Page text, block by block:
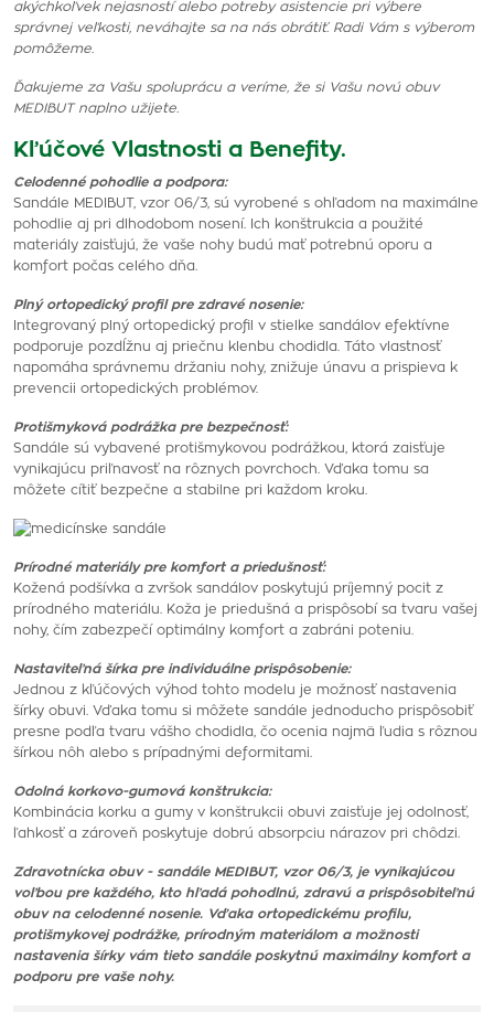
akýchkoľvek nejasností alebo potreby asistencie pri výbere
správnej veľkosti, neváhajte sa na nás obrátiť. Radi Vám s výberom
pomôžeme.
Ďakujeme za Vašu spoluprácu a veríme, že si Vašu novú obuv
MEDIBUT naplno užijete.
Kľúčové Vlastnosti a Benefity.
Celodenné pohodlie a podpora:
Sandále MEDIBUT, vzor 06/3, sú vyrobené s ohľadom na maximálne
pohodlie aj pri dlhodobom nosení. Ich konštrukcia a použité
materiály zaisťujú, že vaše nohy budú mať potrebnú oporu a
komfort počas celého dňa.
Plný ortopedický profil pre zdravé nosenie:
Integrovaný plný ortopedický profil v stielke sandálov efektívne
podporuje pozdĺžnu aj priečnu klenbu chodidla. Táto vlastnosť
napomáha správnemu držaniu nohy, znižuje únavu a prispieva k
prevencii ortopedických problémov.
Protišmyková podrážka pre bezpečnosť:
Sandále sú vybavené protišmykovou podrážkou, ktorá zaisťuje
vynikajúcu priľnavosť na rôznych povrchoch. Vďaka tomu sa
môžete cítiť bezpečne a stabilne pri každom kroku.
Prírodné materiály pre komfort a priedušnosť:
Kožená podšívka a zvršok sandálov poskytujú príjemný pocit z
prírodného materiálu. Koža je priedušná a prispôsobí sa tvaru vašej
nohy, čím zabezpečí optimálny komfort a zabráni poteniu.
Nastaviteľná šírka pre individuálne prispôsobenie:
Jednou z kľúčových výhod tohto modelu je možnosť nastavenia
šírky obuvi. Vďaka tomu si môžete sandále jednoducho prispôsobiť
presne podľa tvaru vášho chodidla, čo ocenia najmä ľudia s rôznou
šírkou nôh alebo s prípadnými deformitami.
Odolná korkovo-gumová konštrukcia:
Kombinácia korku a gumy v konštrukcii obuvi zaisťuje jej odolnosť,
ľahkosť a zároveň poskytuje dobrú absorpciu nárazov pri chôdzi.
Zdravotnícka obuv - sandále MEDIBUT, vzor 06/3, je vynikajúcou
voľbou pre každého, kto hľadá pohodlnú, zdravú a prispôsobiteľnú
obuv na celodenné nosenie. Vďaka ortopedickému profilu,
protišmykovej podrážke, prírodným materiálom a možnosti
nastavenia šírky vám tieto sandále poskytnú maximálny komfort a
podporu pre vaše nohy.